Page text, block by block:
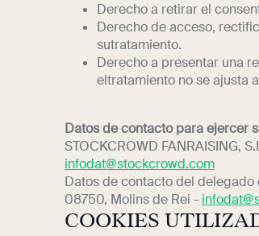
Derecho a retirar el
Derecho de acceso,
sutratamiento.
Derecho a presentar una
eltratamiento no se ajusta
Datos de contacto para ejercer
STOCKCROWD FANRAISING,
infodat@stockcrowd.com
Datos de contacto del delegado
08750, Molins de Rei -
COOKIES